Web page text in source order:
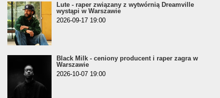
Lute - raper związany z wytwórnią Dreamville
wystąpi w Warszawie
2026-09-17 19:00
Black Milk - ceniony producent i raper zagra w
Warszawie
2026-10-07 19:00